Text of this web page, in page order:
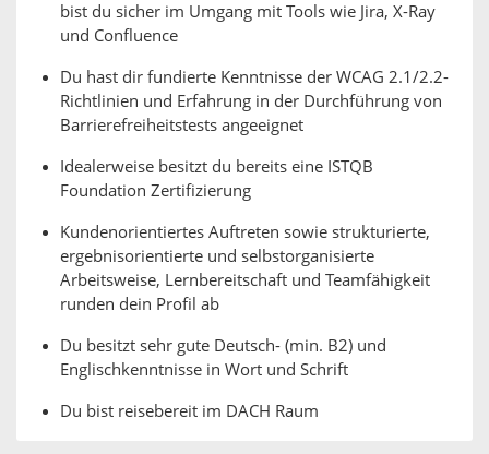
bist du sicher im Umgang mit Tools wie Jira, X-Ray
und Confluence
Du hast dir fundierte Kenntnisse der WCAG 2.1/2.2-
Richtlinien und Erfahrung in der Durchführung von
Barrierefreiheitstests angeeignet
Idealerweise besitzt du bereits eine ISTQB
Foundation Zertifizierung
Kundenorientiertes Auftreten sowie strukturierte,
ergebnisorientierte und selbstorganisierte
Arbeitsweise, Lernbereitschaft und Teamfähigkeit
runden dein Profil ab
Du besitzt sehr gute Deutsch- (min. B2) und
Englischkenntnisse in Wort und Schrift
Du bist reisebereit im DACH Raum